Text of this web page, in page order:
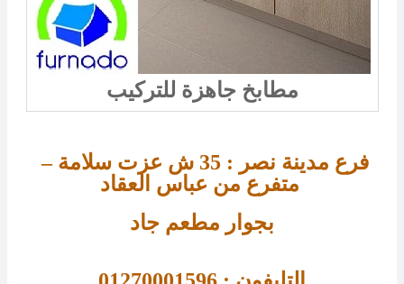
مطابخ جاهزة للتركيب
فرع مدينة نصر : 35
ش عزت سلامة –
بجوار مطعم جاد